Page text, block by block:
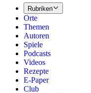
Rubriken
Orte
Themen
Autoren
Spiele
Podcasts
Videos
Rezepte
E-Paper
Club